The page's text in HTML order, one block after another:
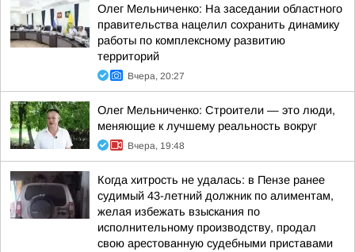
Олег Мельниченко: На заседании областного
правительства нацелил сохранить динамику
работы по комплексному развитию
территорий
Вчера, 20:27
Олег Мельниченко: Строители — это люди,
меняющие к лучшему реальность вокруг
Вчера, 19:48
Когда хитрость не удалась: в Пензе ранее
судимый 43-летний должник по алиментам,
желая избежать взыскания по
исполнительному производству, продал
свою арестованную судебными приставами